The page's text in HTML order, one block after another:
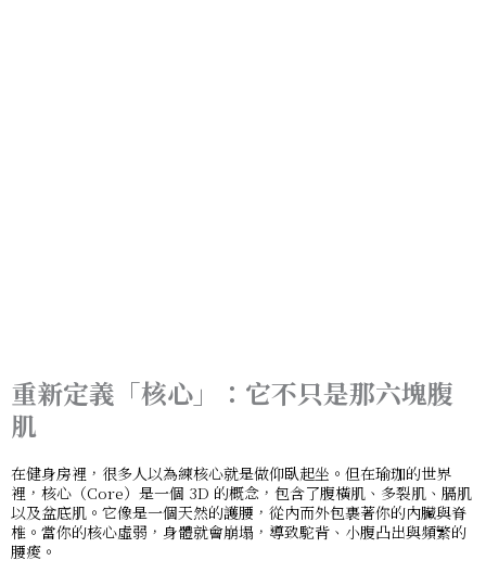
重新定義「核心」：它不只是那六塊腹
肌
在健身房裡，很多人以為練核心就是做仰臥起坐。但在瑜珈的世界
裡，核心（Core）是一個 3D 的概念，包含了腹橫肌、多裂肌、膈肌
以及盆底肌。它像是一個天然的護腰，從內而外包裹著你的內臟與脊
椎。當你的核心虛弱，身體就會崩塌，導致駝背、小腹凸出與頻繁的
腰痠。